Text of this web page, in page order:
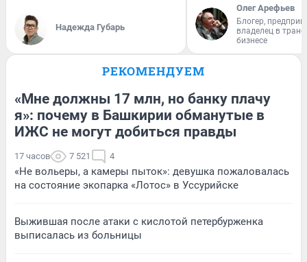
Надежда Губарь
Олег Арефьев
Блогер,
владелец в
бизнесе
РЕКОМЕНДУЕМ
«Мне должны 17 млн, но банку плачу
я»: почему в Башкирии обманутые в
ИЖС не могут добиться правды
17 часов 7 521 4
«Не вольеры, а камеры пыток»: девушка пожаловалась
на состояние экопарка «Лотос» в Уссурийске
Выжившая после атаки с кислотой петербурженка
выписалась из больницы